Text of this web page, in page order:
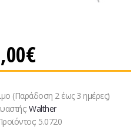
(Παράδοση 2 έως 3 ημέρες)
Walther
5.0720